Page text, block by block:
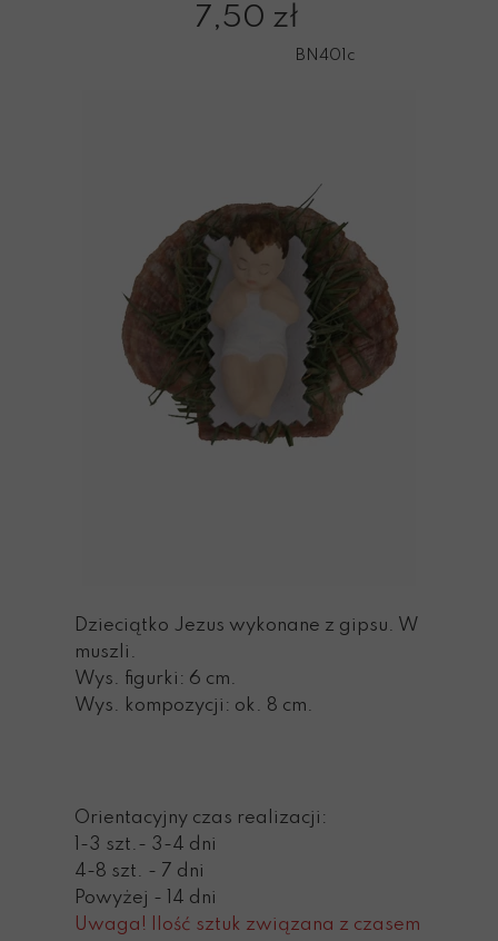
Orientacyjny czas realizacji:
1-3 szt.- 3-4 dni
4-8 szt. - 7 dni
Powyżej - 14 dni
Uwaga! Ilość sztuk związana z czasem
Dzieciątko Jezus wykonane z gipsu. W
muszli.
Wys. figurki: 6 cm.
Wys. kompozycji: ok. 8 cm.
BN401c
7,50 zł